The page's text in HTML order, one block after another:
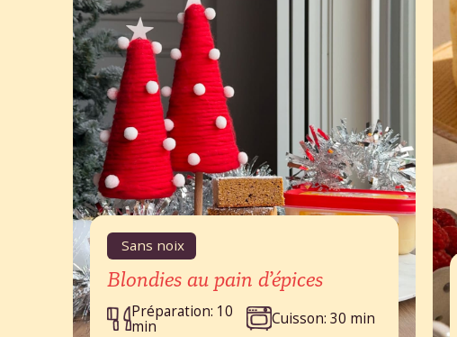
Sans noix
Blondies au pain d’épices
Préparation: 10
min
Cuisson: 30 min